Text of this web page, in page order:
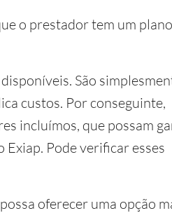
o prestador tem um
São
custos. Por conseguinte,
incluímos, que possam
Exiap. Pode verificar esses
oferecer uma opção